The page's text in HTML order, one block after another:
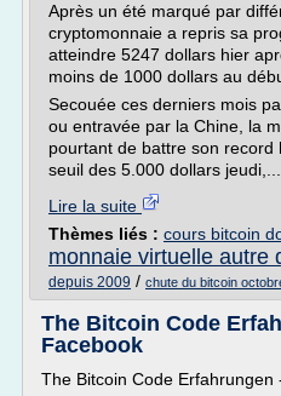
Après un été marqué par
cryptomonnaie a repris sa
atteindre 5247 dollars hier
moins de 1000 dollars au
Secouée ces derniers mois
ou entravée par la Chine, la
pourtant de battre son
seuil des 5.000 dollars jeudi,...
Lire la suite
Thèmes liés : cours bitcoin
monnaie virtuelle autre
depuis 2009 / chute du bitcoin
The Bitcoin Code
Facebook
The Bitcoin Code Erfahrungen